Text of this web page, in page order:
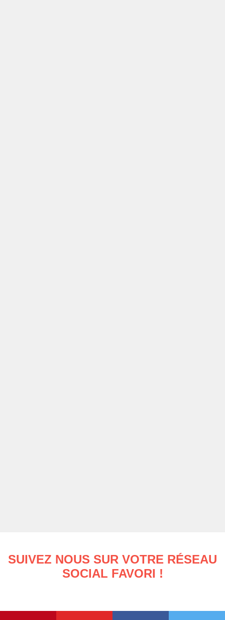
SUIVEZ NOUS SUR VOTRE RÉSEAU
SOCIAL FAVORI !